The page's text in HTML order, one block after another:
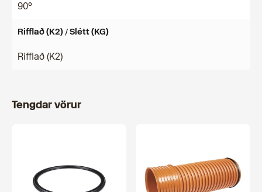
90°
Rifflað (K2) / Slétt (KG)
Rifflað (K2)
Tengdar vörur